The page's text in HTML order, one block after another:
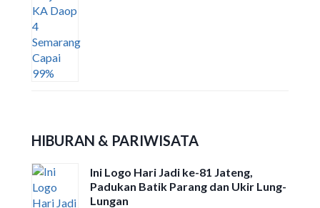
HIBURAN & PARIWISATA
Ini Logo Hari Jadi ke-81 Jateng,
Padukan Batik Parang dan Ukir Lung-
Lungan